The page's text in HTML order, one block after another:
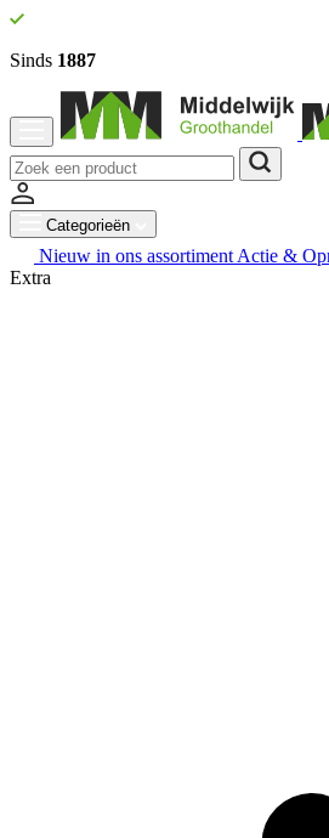
Sinds 1887
Categorieën
Nieuw in ons assortiment Actie &
Extra